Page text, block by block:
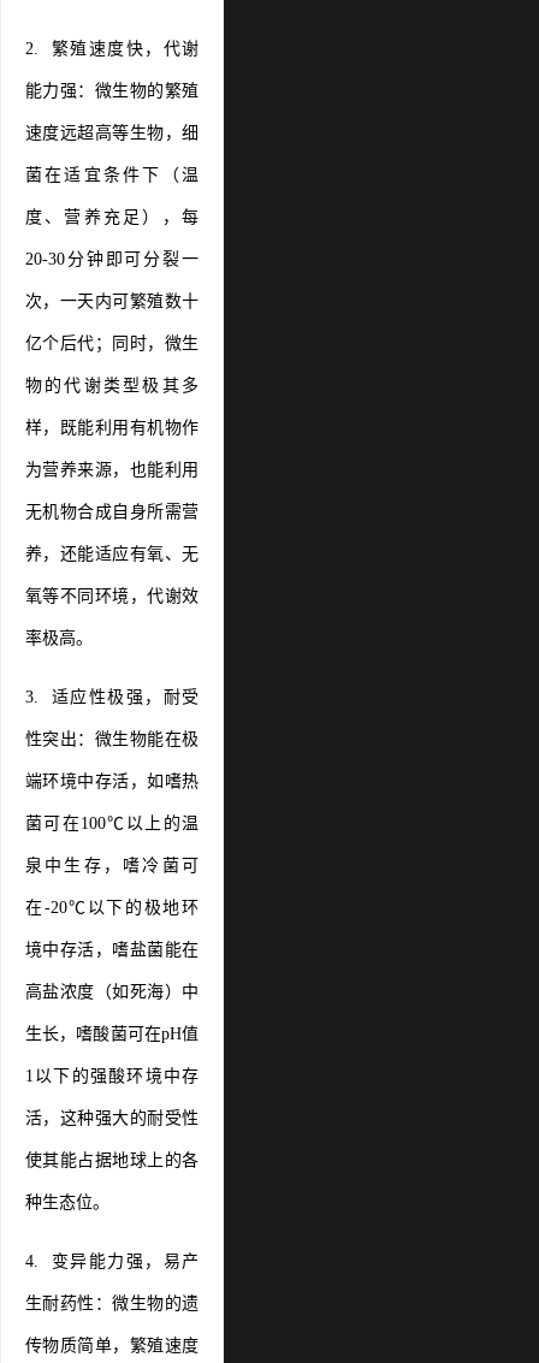
2. 繁殖速度快，代谢
能力强：微生物的繁殖
速度远超高等生物，细
菌在适宜条件下（温
度、营养充足），每
20-30分钟即可分裂一
次，一天内可繁殖数十
亿个后代；同时，微生
物的代谢类型极其多
样，既能利用有机物作
为营养来源，也能利用
无机物合成自身所需营
养，还能适应有氧、无
氧等不同环境，代谢效
率极高。
3. 适应性极强，耐受
性突出：微生物能在极
端环境中存活，如嗜热
菌可在100℃以上的温
泉中生存，嗜冷菌可
在-20℃以下的极地环
境中存活，嗜盐菌能在
高盐浓度（如死海）中
生长，嗜酸菌可在pH值
1以下的强酸环境中存
活，这种强大的耐受性
使其能占据地球上的各
种生态位。
4. 变异能力强，易产
生耐药性：微生物的遗
传物质简单，繁殖速度